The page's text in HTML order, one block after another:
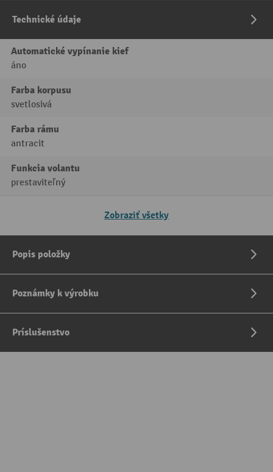
Technické údaje
Automatické vypínanie kief
áno
Farba korpusu
svetlosivá
Farba rámu
antracit
Funkcia volantu
prestaviteľný
Zobraziť všetky
Popis položky
Poznámky k výrobku
Príslušenstvo